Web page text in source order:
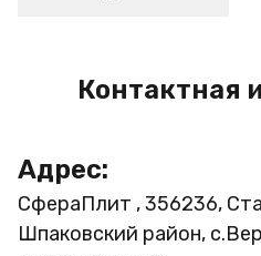
Контактная
Адрес:
СфераПлит , 356236,
Шпаковский район,